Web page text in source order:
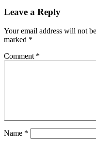
Leave a Reply
Your email address will not
marked *
Comment *
Name *